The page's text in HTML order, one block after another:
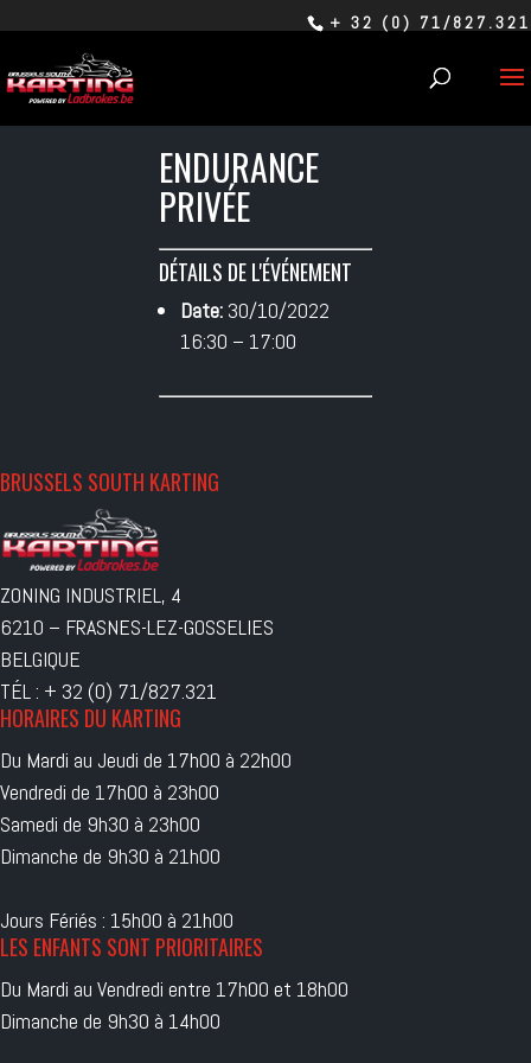
+ 32 (0) 71/827.321
ENDURANCE
PRIVÉE
DÉTAILS DE L'ÉVÉNEMENT
Date: 30/10/2022
16:30 – 17:00
BRUSSELS SOUTH KARTING
ZONING INDUSTRIEL, 4
6210 – FRASNES-LEZ-GOSSELIES
BELGIQUE
TÉL : + 32 (0) 71/827.321
HORAIRES DU KARTING
Du Mardi au Jeudi de 17h00 à 22h00
Vendredi de 17h00 à 23h00
Samedi de 9h30 à 23h00
Dimanche de 9h30 à 21h00
Jours Fériés : 15h00 à 21h00
LES ENFANTS SONT PRIORITAIRES
Du Mardi au Vendredi entre 17h00 et 18h00
Dimanche de 9h30 à 14h00